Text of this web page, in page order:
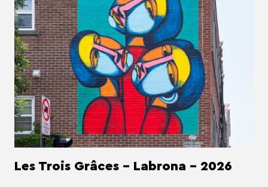
Les Trois Grâces - Labrona - 2026